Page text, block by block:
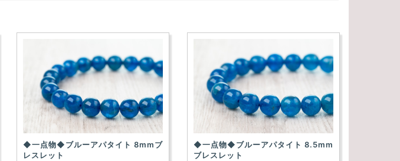
◆一点物◆ブルーアパタイト 8mmブ
レスレット
◆一点物◆ブルーアパタイト 8.5mm
ブレスレット